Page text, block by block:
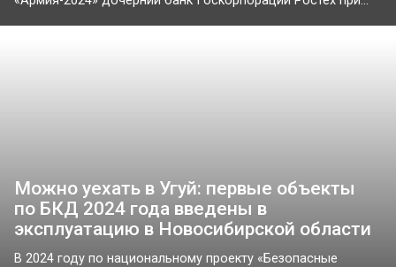
Можно уехать в Угуй: первые объекты
по БКД 2024 года введены в
эксплуатацию в Новосибирской области
В 2024 году по национальному проекту «Безопасные